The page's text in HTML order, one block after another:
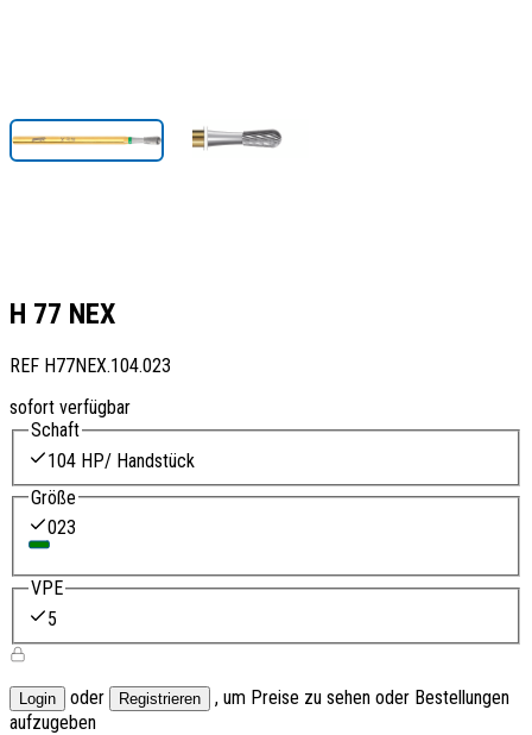
H 77 NEX
REF H77NEX.104.023
sofort verfügbar
Schaft
104 HP/ Handstück
Größe
023
VPE
5
Login oder Registrieren
, um Preise zu sehen oder Bestellungen
aufzugeben